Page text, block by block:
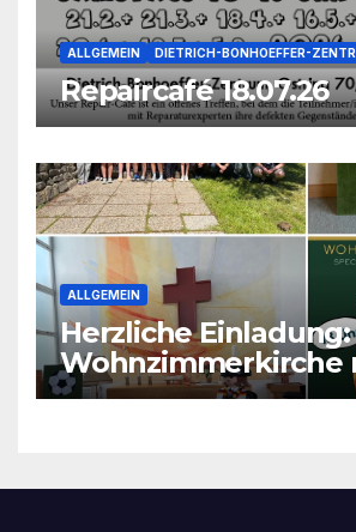
ALLGEMEIN DIETRICH-BONHOEFFER-
Repaircafé 18.07.26
ALLGEMEIN
Herzliche Einladung:
Wohnzimmerkirche
unseren Konfis